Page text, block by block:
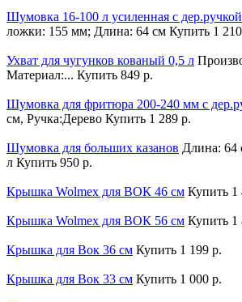
Шумовка 16-100 л усиленная с дер.ручкой
ложки: 155 мм; Длина: 64 см Купить 1
Ухват для чугунков кованый 0,5 л
Материал:... Купить 849 р.
Шумовка для фритюра 200-240 мм с
см, Ручка:Дерево Купить 1 289 р.
Шумовка для больших казанов Длина: 64
л Купить 950 р.
Крышка Wolmex для ВОК 46 см Купить 1
Крышка Wolmex для ВОК 56 см Купить 1
Крышка для Вок 36 см Купить 1 199 р.
Крышка для Вок 33 см Купить 1 000 р.